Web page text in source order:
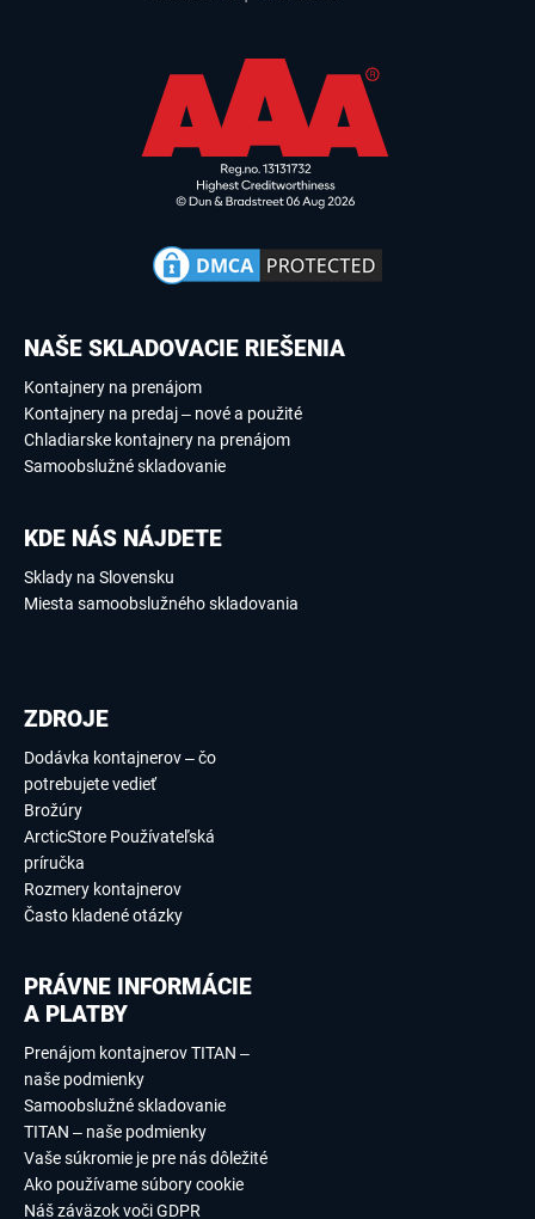
NAŠE SKLADOVACIE RIEŠENIA
Kontajnery na prenájom
Kontajnery na predaj – nové a použité
Chladiarske kontajnery na prenájom
Samoobslužné skladovanie
KDE NÁS NÁJDETE
Sklady na Slovensku
Miesta samoobslužného skladovania
ZDROJE
Dodávka kontajnerov – čo
potrebujete vedieť
Brožúry
ArcticStore Používateľská
príručka
Rozmery kontajnerov
Často kladené otázky
PRÁVNE INFORMÁCIE
A PLATBY
Prenájom kontajnerov TITAN –
naše podmienky
Samoobslužné skladovanie
TITAN – naše podmienky
Vaše súkromie je pre nás dôležité
Ako používame súbory cookie
Náš záväzok voči GDPR